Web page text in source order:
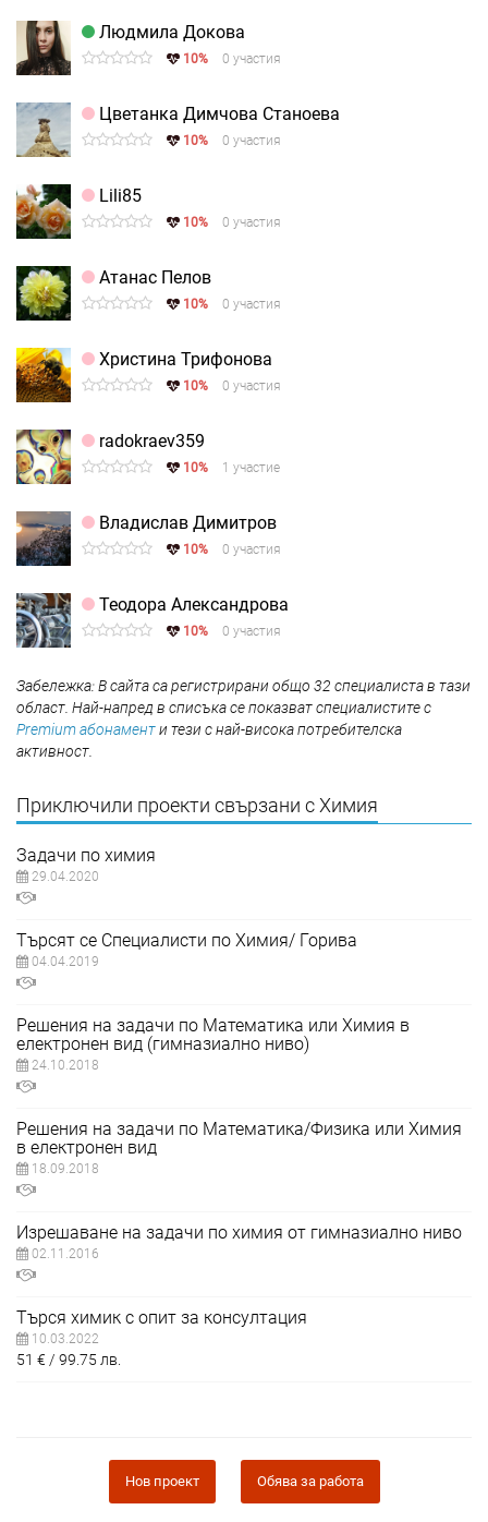
Людмила Докова
10% 0 участия
Цветанка Димчова Станоева
10% 0 участия
Lili85
10% 0 участия
Атанас Пелов
10% 0 участия
Христина Трифонова
10% 0 участия
radokraev359
10% 1 участие
Владислав Димитров
10% 0 участия
Теодора Александрова
10% 0 участия
Забележка: В сайта са регистрирани общо 32 специалиста в тази
област. Най-напред в списъка се показват специалистите с
Premium абонаменти тези с най-висока потребителска
активност.
Приключили проекти свързани с Химия
Задачи по химия
29.04.2020
Търсят се Специалисти по Химия/ Горива
04.04.2019
Решения на задачи по Математика или Химия в
електронен вид (гимназиално ниво)
24.10.2018
Решения на задачи по Математика/Физика или Химия
в електронен вид
18.09.2018
Изрешаване на задачи по химия от гимназиално ниво
02.11.2016
Търся химик с опит за консултация
10.03.2022
51 € 99.75 лв.
Нов проект Обява за работа